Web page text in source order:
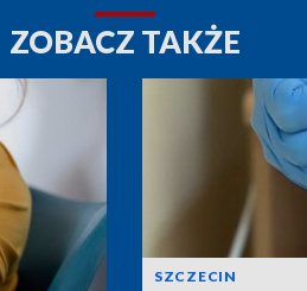
ZOBACZ TAKŻE
SZCZECIN